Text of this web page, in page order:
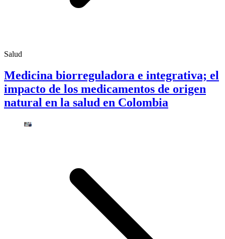
Salud
Medicina biorreguladora e integrativa; el
impacto de los medicamentos de origen
natural en la salud en Colombia